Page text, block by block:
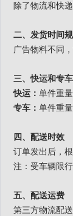
除了物流和快
二、发货时间规
广告物料不同
三、快运和专
快运： 单件重
专车： 单件重
四、配送时效
订单发出后，
注：受车辆限
五、配送运费
第三方物流配